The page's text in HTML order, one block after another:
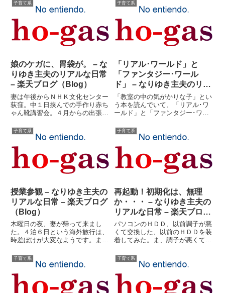
掃除したい」と言いだした。大掃
除？確かに、去年の暮れにはして
いない。かといって、突然大掃除
出...
行って、知り合いの奥様方とファ
ミレス会議。その後喘息プールの
説明会だ。長女は誰もいないう
ち...
子育て系
娘のケガに、胃袋が。 – な
りゆき主夫のリアルな日常
– 楽天ブログ（Blog）
妻は午後からＮＨＫ文化センター
荻窪。中１日挟んでの手作り赤ち
ゃん靴講習会。４月からの出張講
月まではとりあえず予定なし。弟
の退院もほぼ明日に決まった。長
女と長男は今日から１泊キャンプ
旅行。私と末娘が留守番だ。学
校...
子育て系
「リアル･ワールド」と
「ファンタジー･ワール
ド」 – なりゆき主夫のリア
ルな日常 – 楽天ブログ
（Blog）
「教室の中の気がかりな子」とい
う本を読んでいて、「リアル･ワ
ールド」と「ファンタジー･ワー
した。この本の中の一部で、太田
祐一さんという方が書いている部
分です。ロール・プレイング・ゲ
ーム「サイコ＆マジック」徹底
マ...
子育て系
授業参観 – なりゆき主夫の
リアルな日常 – 楽天ブログ
（Blog）
木曜日の夜、妻が帰って来まし
た。４泊６日という海外旅行は、
時差ぼけが大変なようです。ま、
心です。子供のおみやげは、ハワ
イの砂と貝。ま、喜んでました。
金曜日は、授業参観。２時限目
は、長男と次女。３時限目は、長
女。...
子育て系
再起動！初期化は、無理
か・・・ – なりゆき主夫の
リアルな日常 – 楽天ブログ
（Blog）
パソコンのＨＤＤ、以前調子が悪
くて交換した、以前のＨＤＤを装
着してみた。ま、調子が悪くて買
然？？動かなかった。既存のＦド
ライブの中身を空にして、そこに
Ｃドライブをバックアップしたい
のだが・・・容量的にちょっと
無...
子育て系 子育て系